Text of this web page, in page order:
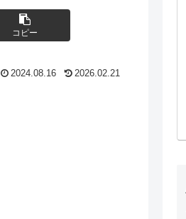
コピー
2024.08.16 2026.02.21